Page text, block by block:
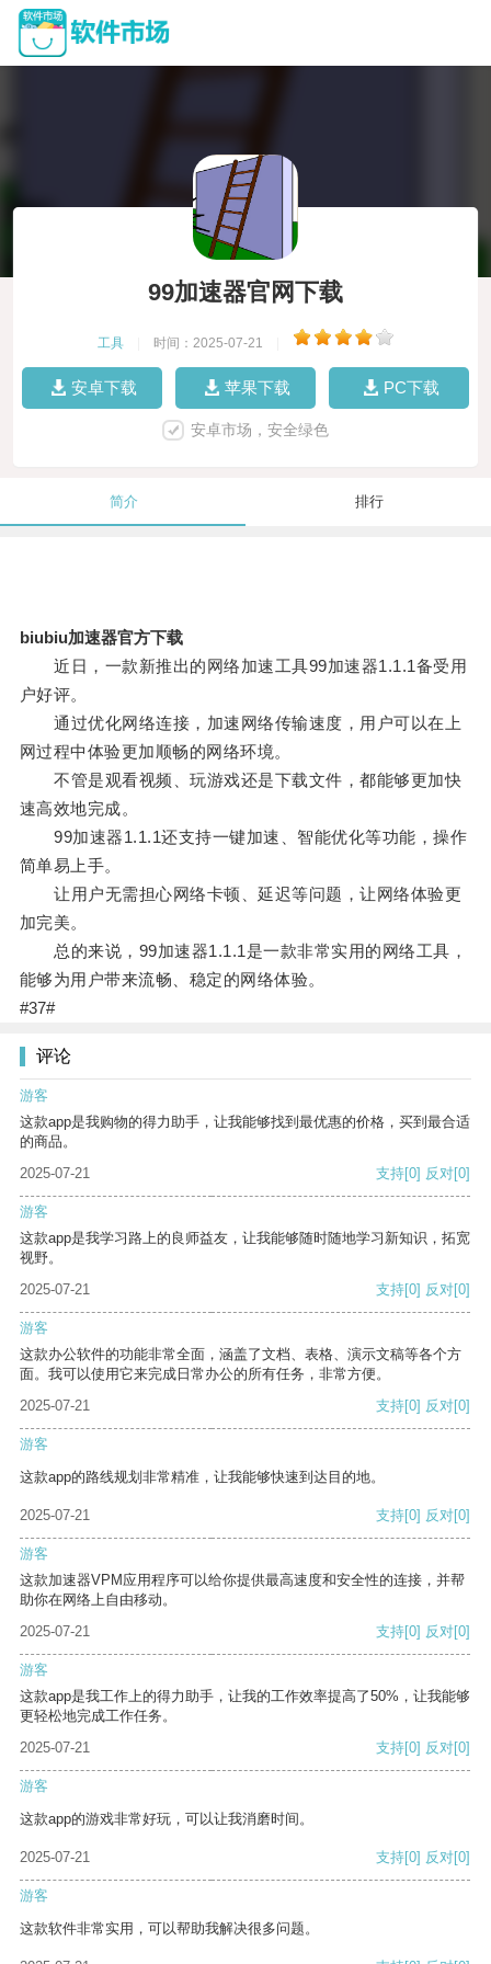
99加速器官网下载
工具 时间：2025-07-21
安卓下载 苹果下载 PC下载
安卓市场，安全绿色
简介 排行
biubiu加速器官方下载
近日，一款新推出的网络加速工具99加速器1.1.1备受用
户好评。
通过优化网络连接，加速网络传输速度，用户可以在上
网过程中体验更加顺畅的网络环境。
不管是观看视频、玩游戏还是下载文件，都能够更加快
速高效地完成。
99加速器1.1.1还支持一键加速、智能优化等功能，操作
简单易上手。
让用户无需担心网络卡顿、延迟等问题，让网络体验更
加完美。
总的来说，99加速器1.1.1是一款非常实用的网络工具，
能够为用户带来流畅、稳定的网络体验。
#37#
评论
游客
这款app是我购物的得力助手，让我能够找到最优惠的价格，买到最合适
的商品。
2025-07-21
支持[0] 反对[0]
游客
这款app是我学习路上的良师益友，让我能够随时随地学习新知识，拓宽
视野。
2025-07-21
支持[0] 反对[0]
游客
这款办公软件的功能非常全面，涵盖了文档、表格、演示文稿等各个方
面。我可以使用它来完成日常办公的所有任务，非常方便。
2025-07-21
支持[0] 反对[0]
游客
这款app的路线规划非常精准，让我能够快速到达目的地。
2025-07-21 支持[0] 反对[0]
游客
这款加速器VPM应用程序可以给你提供最高速度和安全性的连接，并帮
助你在网络上自由移动。
2025-07-21
支持[0] 反对[0]
游客
这款app是我工作上的得力助手，让我的工作效率提高了50%，让我能够
更轻松地完成工作任务。
2025-07-21
支持[0] 反对[0]
游客
这款app的游戏非常好玩，可以让我消磨时间。
2025-07-21 支持[0] 反对[0]
游客
这款软件非常实用，可以帮助我解决很多问题。